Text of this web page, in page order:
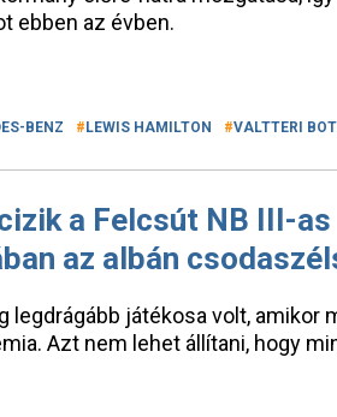
ebben az évben.
BENZ LEWIS HAMILTON VALTTERI
a Felcsút NB III-as
az albán
legdrágább játékosa volt, amikor
Azt nem lehet állítani, hogy